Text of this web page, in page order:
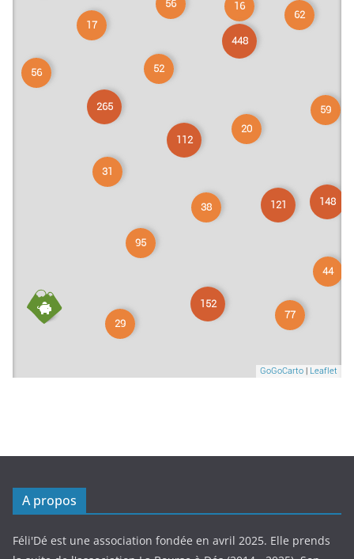
A propos
Féli'Dé est une association fondée en avril 2025. Elle prends